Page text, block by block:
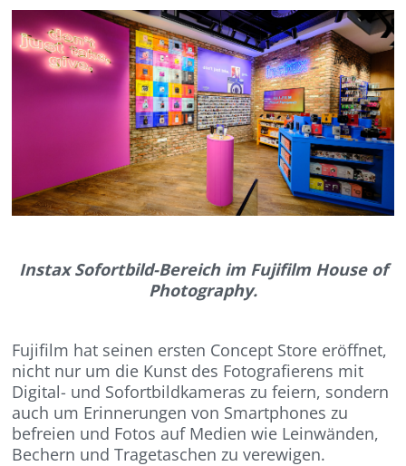
Instax Sofortbild-Bereich im Fujifilm House of
Photography.
Fujifilm hat seinen ersten Concept Store eröffnet,
nicht nur um die Kunst des Fotografierens mit
Digital- und Sofortbildkameras zu feiern, sondern
auch um Erinnerungen von Smartphones zu
befreien und Fotos auf Medien wie Leinwänden,
Bechern und Tragetaschen zu verewigen.